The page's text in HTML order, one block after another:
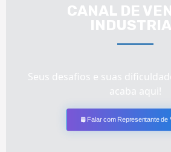
CANAL DE
Seus desafios e suas
acaba aqui!
Falar com Representante de